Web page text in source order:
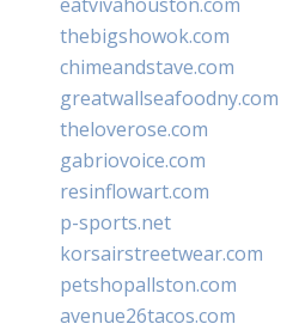
thebigshowok.com
chimeandstave.com
greatwallseafoodny.com
theloverose.com
gabriovoice.com
resinflowart.com
p-sports.net
korsairstreetwear.com
petshopallston.com
avenue26tacos.com